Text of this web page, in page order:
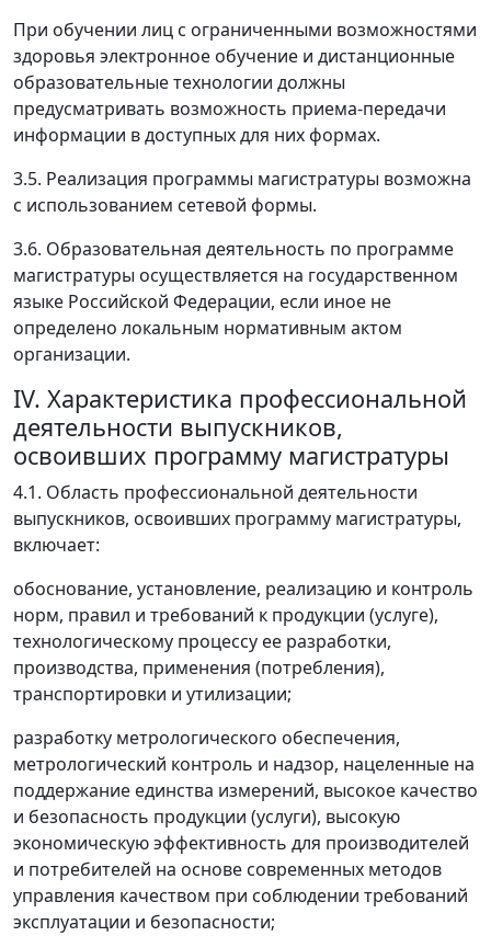
При обучении лиц с ограниченными возможностями
здоровья электронное обучение и дистанционные
образовательные технологии должны
предусматривать возможность приема-передачи
информации в доступных для них формах.
3.5. Реализация программы магистратуры возможна
с использованием сетевой формы.
3.6. Образовательная деятельность по программе
магистратуры осуществляется на государственном
языке Российской Федерации, если иное не
определено локальным нормативным актом
организации.
IV. Характеристика профессиональной
деятельности выпускников,
освоивших программу магистратуры
4.1. Область профессиональной деятельности
выпускников, освоивших программу магистратуры,
включает:
обоснование, установление, реализацию и контроль
норм, правил и требований к продукции (услуге),
технологическому процессу ее разработки,
производства, применения (потребления),
транспортировки и утилизации;
разработку метрологического обеспечения,
метрологический контроль и надзор, нацеленные на
поддержание единства измерений, высокое качество
и безопасность продукции (услуги), высокую
экономическую эффективность для производителей
и потребителей на основе современных методов
управления качеством при соблюдении требований
эксплуатации и безопасности;